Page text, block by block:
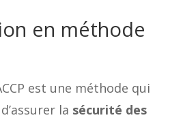
en méthode
est une méthode qui
la sécurité des